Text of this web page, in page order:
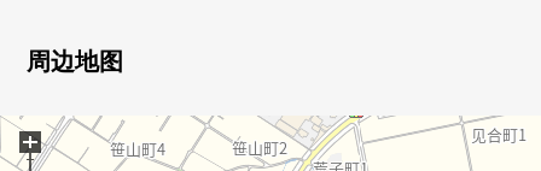
■ 在找想要的家方面给予帮助的━━━━━・・・
周边地图
+